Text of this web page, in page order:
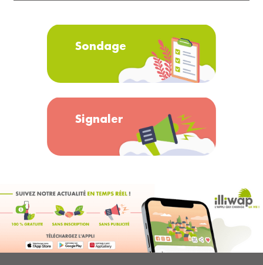
Sondage
Signaler